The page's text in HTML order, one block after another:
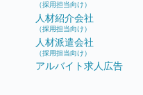
（採用担当向け）
人材紹介会社
（採用担当向け）
人材派遣会社
（採用担当向け）
アルバイト求人広告